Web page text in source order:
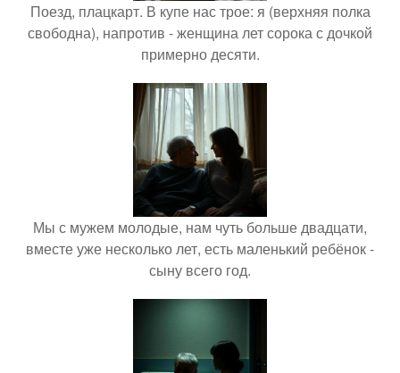
Поезд, плацкарт. В купе нас трое: я (верхняя полка
свободна), напротив - женщина лет сорока с дочкой
примерно десяти.
Мы с мужем молодые, нам чуть больше двадцати,
вместе уже несколько лет, есть маленький ребёнок -
сыну всего год.